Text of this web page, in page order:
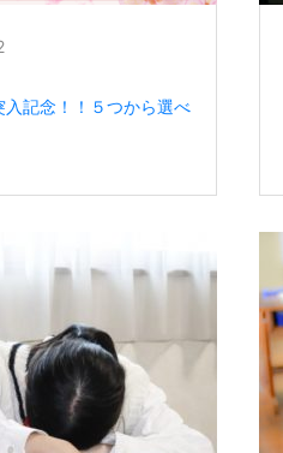
記念！！５つから選べ